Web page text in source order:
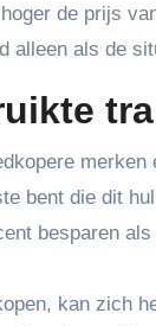
de prijs
alleen als de
bent die dit
besparen
kan zich